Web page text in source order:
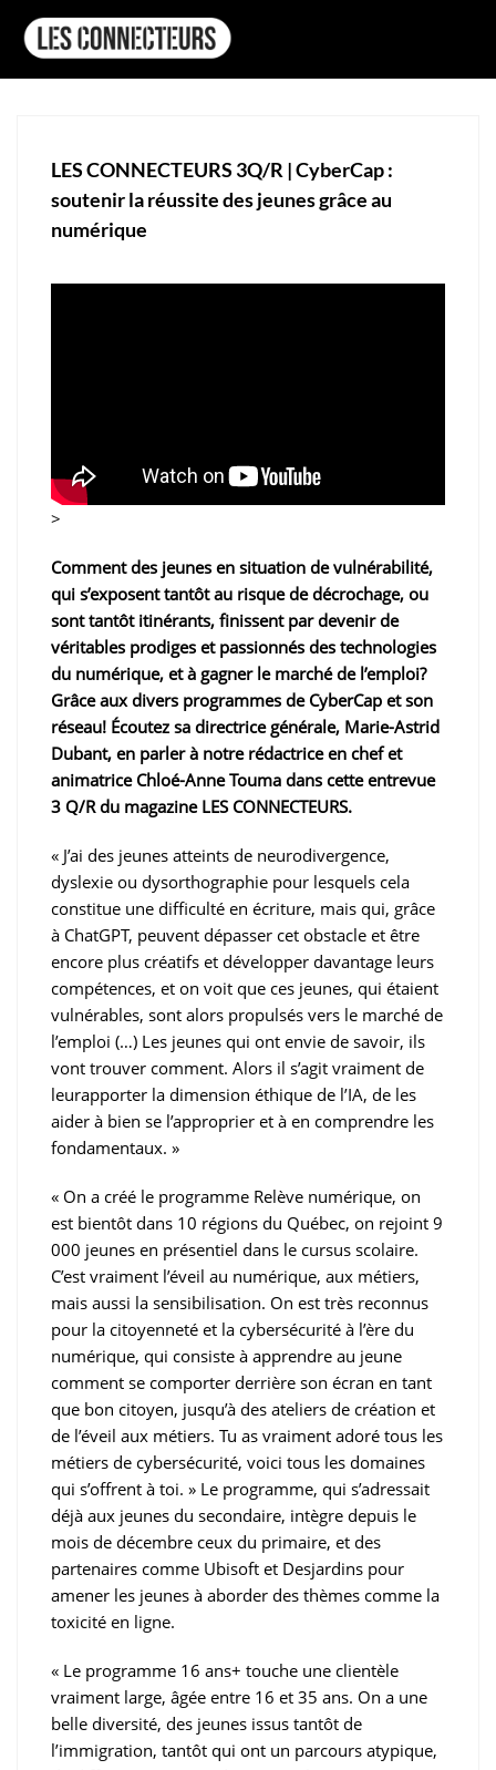
LES CONNECTEURS 3Q/R | CyberCap :
soutenir la réussite des jeunes grâce au
numérique
>
Comment des jeunes en situation de vulnérabilité,
qui s’exposent tantôt au risque de décrochage, ou
sont tantôt itinérants, finissent par devenir de
véritables prodiges et passionnés des technologies
du numérique, et à gagner le marché de l’emploi?
Grâce aux divers programmes de CyberCap et son
réseau! Écoutez sa directrice générale, Marie-Astrid
Dubant, en parler à notre rédactrice en chef et
animatrice Chloé-Anne Touma dans cette entrevue
3 Q/R du magazine LES CONNECTEURS.
« J’ai des jeunes atteints de neurodivergence,
dyslexie ou dysorthographie pour lesquels cela
constitue une difficulté en écriture, mais qui, grâce
à ChatGPT, peuvent dépasser cet obstacle et être
encore plus créatifs et développer davantage leurs
compétences, et on voit que ces jeunes, qui étaient
vulnérables, sont alors propulsés vers le marché de
l’emploi (…) Les jeunes qui ont envie de savoir, ils
vont trouver comment. Alors il s’agit vraiment de
leurapporter la dimension éthique de l’IA, de les
aider à bien se l’approprier et à en comprendre les
fondamentaux. »
« On a créé le programme Relève numérique, on
est bientôt dans 10 régions du Québec, on rejoint 9
000 jeunes en présentiel dans le cursus scolaire.
C’est vraiment l’éveil au numérique, aux métiers,
mais aussi la sensibilisation. On est très reconnus
pour la citoyenneté et la cybersécurité à l’ère du
numérique, qui consiste à apprendre au jeune
comment se comporter derrière son écran en tant
que bon citoyen, jusqu’à des ateliers de création et
de l’éveil aux métiers. Tu as vraiment adoré tous les
métiers de cybersécurité, voici tous les domaines
qui s’offrent à toi. » Le programme, qui s’adressait
déjà aux jeunes du secondaire, intègre depuis le
mois de décembre ceux du primaire, et des
partenaires comme Ubisoft et Desjardins pour
amener les jeunes à aborder des thèmes comme la
toxicité en ligne.
« Le programme 16 ans+ touche une clientèle
vraiment large, âgée entre 16 et 35 ans. On a une
belle diversité, des jeunes issus tantôt de
l’immigration, tantôt qui ont un parcours atypique,